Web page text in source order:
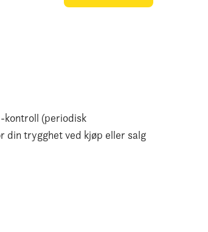
kontroll (periodisk
din trygghet ved kjøp eller salg